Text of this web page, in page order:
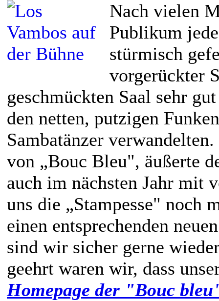
Nach vielen
Publikum
stürmisch
vorgerückter
geschmückten Saal sehr
den netten, putzigen
Sambatänzer
von „Bouc Bleu", äußerte
auch im nächsten Jahr mit
uns die „Stampesse" noch
einen entsprechenden
sind wir sicher gerne
geehrt waren wir, dass
Homepage der "Bouc